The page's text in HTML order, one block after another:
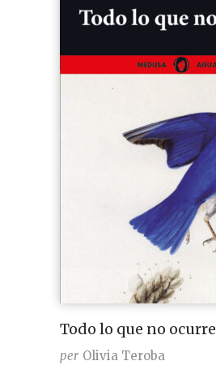
Todo lo que no ocurre
per Olivia Teroba